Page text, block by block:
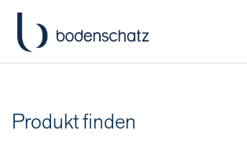
Produkt finden